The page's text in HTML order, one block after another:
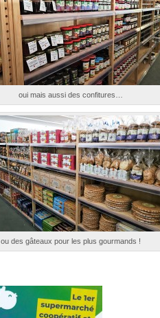
oui mais aussi des confitures…
ou des gâteaux pour les plus gourmands !